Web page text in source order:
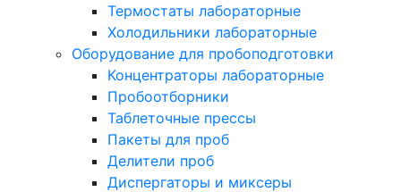
Термостаты лабораторные
Холодильники лабораторные
Оборудование для пробоподготовки
Концентраторы лабораторные
Пробоотборники
Таблеточные прессы
Пакеты для проб
Делители проб
Диспергаторы и миксеры